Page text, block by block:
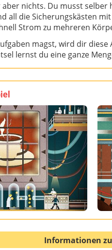
nichts. Du musst selber
all die Sicherungskästen
Strom zu mehreren
magst, wird dir
lernst du eine ganze
Informationen